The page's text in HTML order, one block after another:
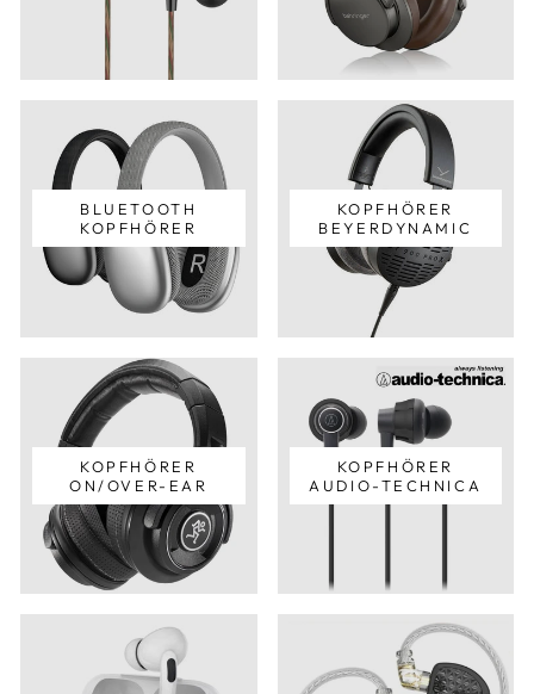
BLUETOOTH
KOPFHÖRER
KOPFHÖRER
BEYERDYNAMIC
KOPFHÖRER
ON/OVER-EAR
KOPFHÖRER
AUDIO-TECHNICA